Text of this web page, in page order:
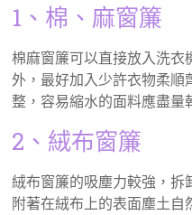
1、棉、麻窗簾
棉麻窗簾可以直接放入洗衣
外，最好加入少許衣物柔順
整，容易縮水的面料應盡量
2、絨布窗簾
絨布窗簾的吸塵力較強，拆
附著在絨布上的表面塵土